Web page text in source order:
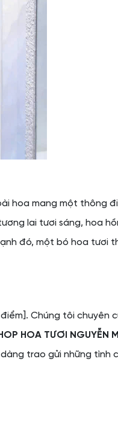
hoa mang một thông
lai tươi sáng, hoa
đó, một bó hoa tươi
Chúng tôi chuyên
HOA TƯƠI NGUYỄN
trao gửi những tình